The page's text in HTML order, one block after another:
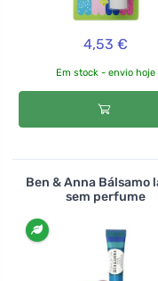
4,53 €
Em stock - envio hoje
Ben & Anna Bálsamo
sem perfume